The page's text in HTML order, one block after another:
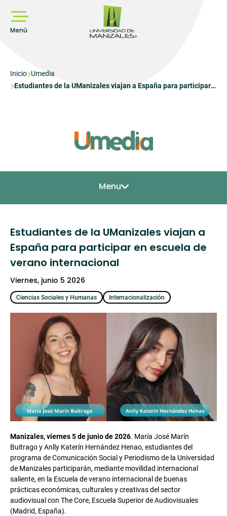
contenido
principal
Menú
Sobrescribir
enlaces
Inicio Umedia
Estudiantes de la UManizales viajan a España para participar
Menu
Estudiantes de la UManizales viajan a
España para participar en escuela de
verano internacional
viernes, junio 5 2026
Ciencias Sociales y Humanas Internacionalización
Manizales, viernes 5 de junio de 2026. María José Marín
Buitrago y Anlly Katerín Hernández Henao, estudiantes del
programa de Comunicación Social y Periodismo de la Universidad
de Manizales participarán, mediante movilidad internacional
saliente, en la Escuela de verano internacional de buenas
prácticas económicas, culturales y creativas del sector
audiovisual con The Core, Escuela Superior de Audiovisuales
(Madrid, España).